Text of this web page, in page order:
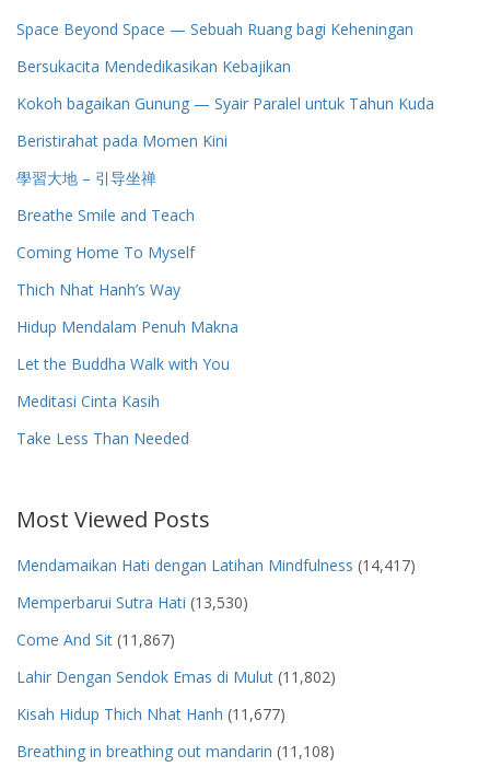
Space Beyond Space — Sebuah Ruang bagi Keheningan
Bersukacita Mendedikasikan Kebajikan
Kokoh bagaikan Gunung — Syair Paralel untuk Tahun Kuda
Beristirahat pada Momen Kini
學習大地 – 引导坐禅
Breathe Smile and Teach
Coming Home To Myself
Thich Nhat Hanh’s Way
Hidup Mendalam Penuh Makna
Let the Buddha Walk with You
Meditasi Cinta Kasih
Take Less Than Needed
Most Viewed Posts
Mendamaikan Hati dengan Latihan Mindfulness (14,417)
Memperbarui Sutra Hati (13,530)
Come And Sit (11,867)
Lahir Dengan Sendok Emas di Mulut (11,802)
Kisah Hidup Thich Nhat Hanh (11,677)
Breathing in breathing out mandarin (11,108)